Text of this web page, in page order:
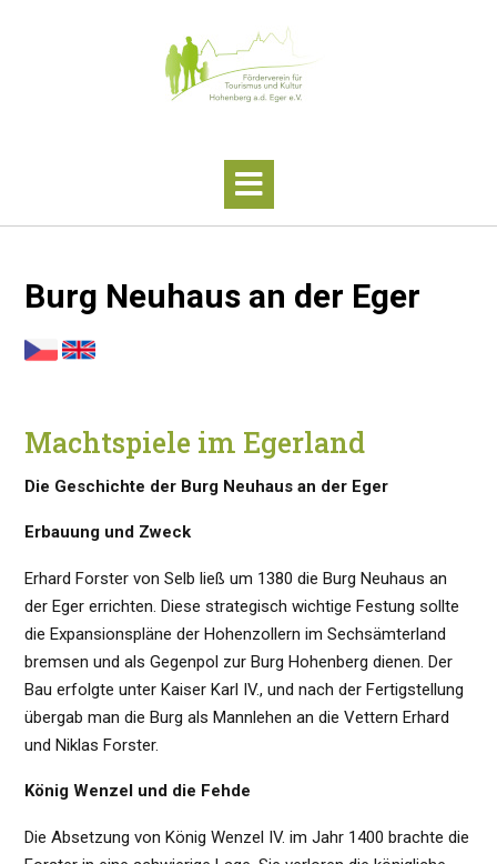
Burg Neuhaus an der Eger
Machtspiele im Egerland
Die Geschichte der Burg Neuhaus an der Eger
Erbauung und Zweck
Erhard Forster von Selb ließ um 1380 die Burg Neuhaus an
der Eger errichten. Diese strategisch wichtige Festung sollte
die Expansionspläne der Hohenzollern im Sechsämterland
bremsen und als Gegenpol zur Burg Hohenberg dienen. Der
Bau erfolgte unter Kaiser Karl IV., und nach der Fertigstellung
übergab man die Burg als Mannlehen an die Vettern Erhard
und Niklas Forster.
König Wenzel und die Fehde
Die Absetzung von König Wenzel IV. im Jahr 1400 brachte die